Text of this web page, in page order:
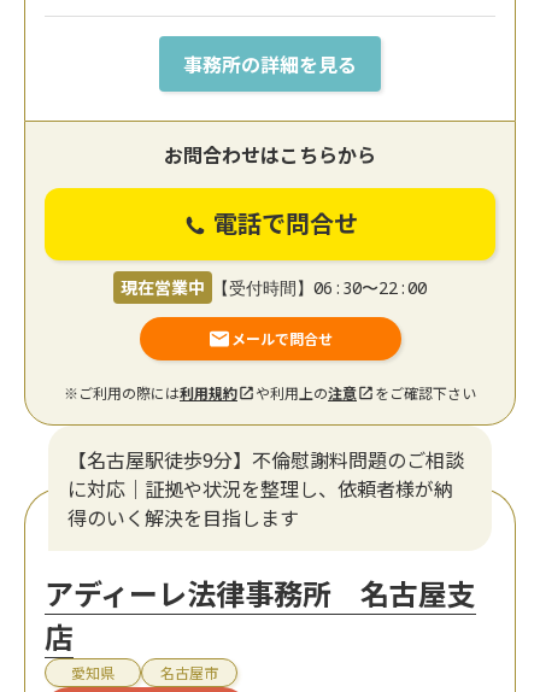
事務所の詳細を見る
お問合わせはこちらから
電話で問合せ
現在営業中 【受付時間】06:30〜22:00
メールで問合せ
※ご利用の際には利用規約 や利用上の注意 をご確認下さい
【名古屋駅徒歩9分】不倫慰謝料問題のご相談
に対応｜証拠や状況を整理し、依頼者様が納
得のいく解決を目指します
アディーレ法律事務所 名古屋支
店
愛知県 名古屋市